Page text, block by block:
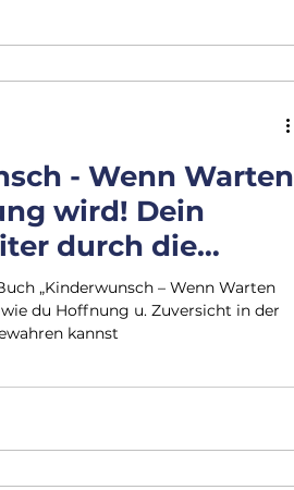
- Wenn Warten
wird! Dein
durch die
„Kinderwunsch – Wenn Warten
du Hoffnung u. Zuversicht in der
kannst